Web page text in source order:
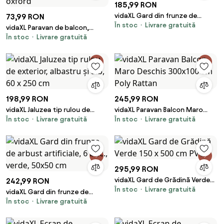
73,99 RON
vidaXL Paravan de balcon,
antracit și alb, 75x400 cm,
În stoc Livrare gratuită
185,99 RON
vidaXL Gard din frunze de
arbust artificiale, 6 buc., verde,
În stoc Livrare gratuită
198,99 RON
vidaXL Jaluzea tip rulou de
exterior, albastru și alb, 60 x
În stoc Livrare gratuită
245,99 RON
vidaXL Paravan Balcon Maro
Deschis 300x100 cm Poly
În stoc Livrare gratuită
242,99 RON
vidaXL Gard din frunze de
arbust artificiale, 6 buc., verde,
În stoc Livrare gratuită
295,99 RON
vidaXL Gard de Grădină Verde
150 x 500 cm PVC
În stoc Livrare gratuită